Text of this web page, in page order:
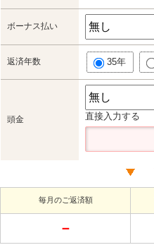
ボーナス払い
返済年数 35年
頭金 直接入力する
毎月のご返済額
－